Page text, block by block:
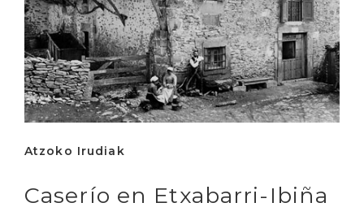
Atzoko Irudiak
Caserío en Etxabarri-Ibiña